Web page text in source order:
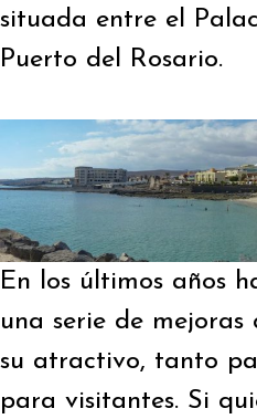
situada entre el
Puerto del Rosario.
En los últimos años
una serie de
su atractivo, tanto
para visitantes. Si